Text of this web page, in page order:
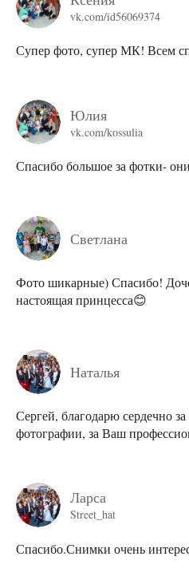
vk.com/id56069374
Супер фото, супер МК! Всем
Юлия
vk.com/kossulia
Спасибо большое за фотки-
Светлана
Фото шикарные) Спасибо!
настоящая принцесса😊
Наталья
Сергей, благодарю сердечно
фотографии, за Ваш
Ларса
Street_hat
Спасибо.Снимки очень